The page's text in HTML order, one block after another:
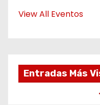
View All Eventos
Entradas Más